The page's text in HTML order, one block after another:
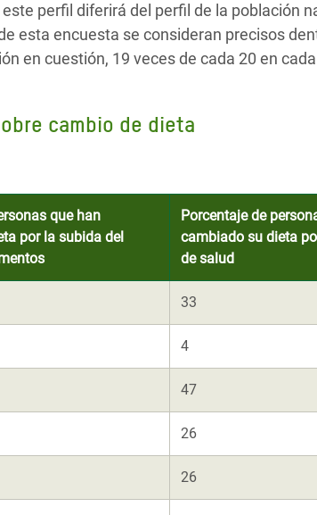
perfil diferirá del perfil de la población
esta encuesta se consideran precisos
en cuestión, 19 veces de cada 20 en
cambio de dieta
que han
por la subida del
Porcentaje de
cambiado su dieta
de salud
33
4
47
26
26